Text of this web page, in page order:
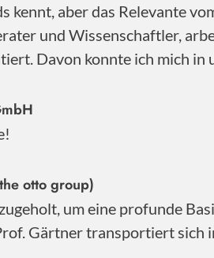
kennt, aber das Relevante
und Wissenschaftler,
Davon konnte ich mich
otto group)
um eine profunde
Gärtner transportiert sich